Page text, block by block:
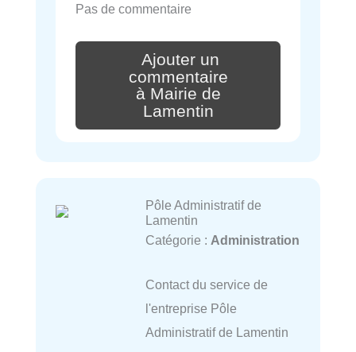
Pas de commentaire
Ajouter un
commentaire
à Mairie de
Lamentin
Pôle Administratif de
Lamentin
Catégorie : Administration
Contact du service de
l'entreprise Pôle
Administratif de Lamentin